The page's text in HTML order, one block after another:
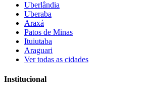
Uberlândia
Uberaba
Araxá
Patos de Minas
Ituiutaba
Araguari
Ver todas as cidades
Institucional